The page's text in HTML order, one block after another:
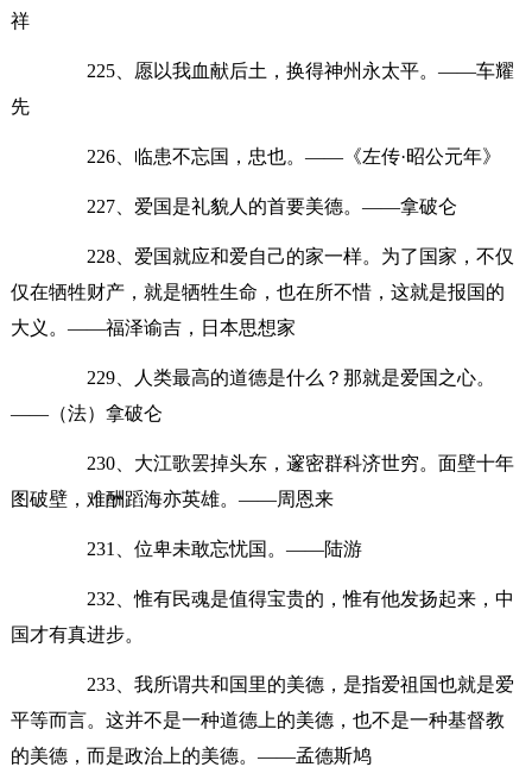
祥
225、愿以我血献后土，换得神州永太平。——车耀
先
226、临患不忘国，忠也。——《左传·昭公元年》
227、爱国是礼貌人的首要美德。——拿破仑
228、爱国就应和爱自己的家一样。为了国家，不仅
仅在牺牲财产，就是牺牲生命，也在所不惜，这就是报国的
大义。——福泽谕吉，日本思想家
229、人类最高的道德是什么？那就是爱国之心。
——（法）拿破仑
230、大江歌罢掉头东，邃密群科济世穷。面壁十年
图破壁，难酬蹈海亦英雄。——周恩来
231、位卑未敢忘忧国。——陆游
232、惟有民魂是值得宝贵的，惟有他发扬起来，中
国才有真进步。
233、我所谓共和国里的美德，是指爱祖国也就是爱
平等而言。这并不是一种道德上的美德，也不是一种基督教
的美德，而是政治上的美德。——孟德斯鸠